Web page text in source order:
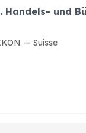
Handels- und
— Suisse